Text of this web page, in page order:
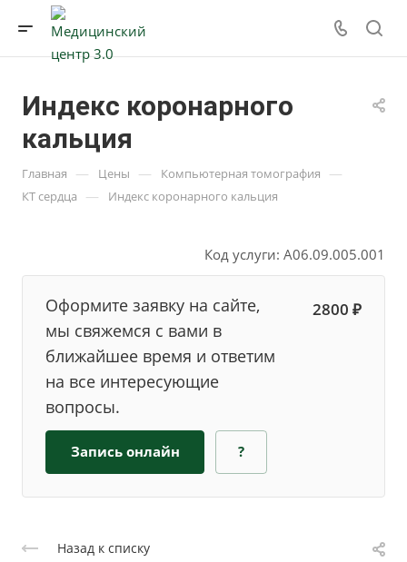
Индекс коронарного
кальция
Главная — Цены — Компьютерная томография —
КТ сердца — Индекс коронарного кальция
Код услуги: A06.09.005.001
Оформите заявку на сайте,
мы свяжемся с вами в
ближайшее время и ответим
на все интересующие
вопросы.
2800 ₽
Запись онлайн ?
Назад к списку